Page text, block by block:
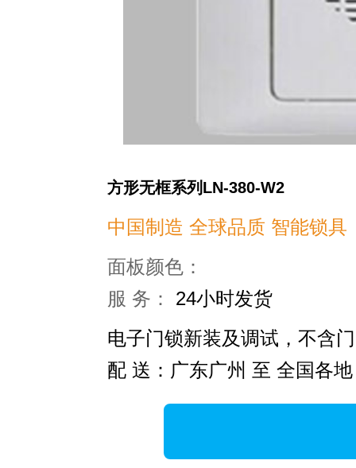
方形无框系列LN-380-W2
中国制造 全球品质 智能锁具
面板颜色：
服 务：
24小时发货
电子门锁新装及调试，不含
配 送：广东广州 至 全国各地